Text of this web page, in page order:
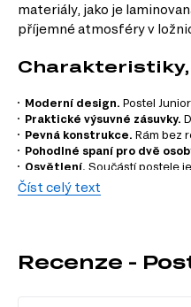
materiály, jako je
příjemné atmosféry v
Moderní design. Postel
Praktické výsuvné zásuvky.
Pevná konstrukce. Rám bez
Pohodlné spaní pro dvě
Osvětlení. Součástí postele
Kvalitní materiály.
Postel Junior je součástí
svých potřeb a vkusu. V
Číst celý text
Recenze -